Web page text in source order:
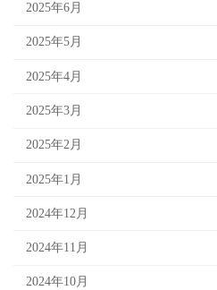
2025年6月
2025年5月
2025年4月
2025年3月
2025年2月
2025年1月
2024年12月
2024年11月
2024年10月